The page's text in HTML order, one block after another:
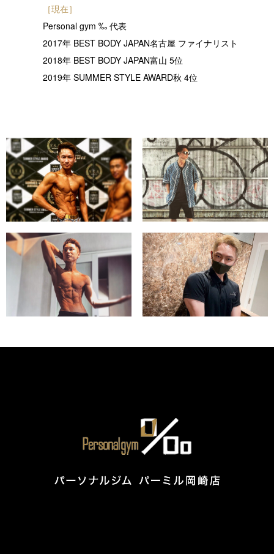
［現在］
Personal gym ‰ 代表
2017年 BEST BODY JAPAN名古屋 ファイナリスト
2018年 BEST BODY JAPAN富山 5位
2019年 SUMMER STYLE AWARD秋 4位